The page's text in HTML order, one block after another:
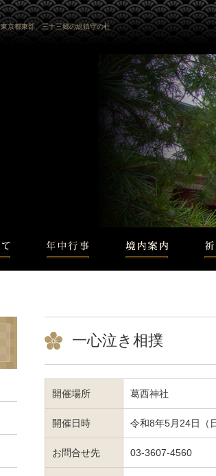
東京都東部、三十三郷の総鎮守の杜
一心泣き相撲
開催場所 葛西神社
開催日時 令和8年5月24日（
お問合せ先 03-3607-4560